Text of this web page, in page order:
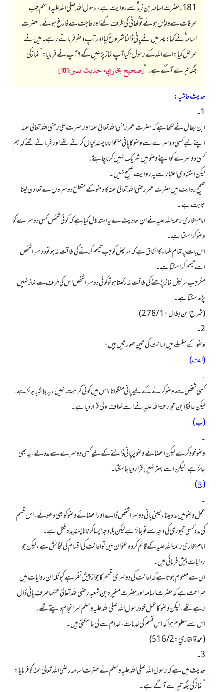
181. حضرت اسامہ بن زید ؓ سے روایت ہے، رسول اللہ صلی اللہ علیہ وسلم جب
عرفات سے واپس ہوئے تو گھاٹی کی طرف گئے اور حاجت سے فارغ ہوئے۔ حضرت
اسامہ ؓ نے کہا: پھر میں نے پانی ڈالنا شروع کیا اور آپ وضو فرماتے رہے۔ میں نے
عرض کیا: اے اللہ کے رسول! کیا آپ نماز پڑھیں گے؟ آپ نے فرمایا:”نماز کی
جگہ تیرے آگے ہے۔“[صحيح بخاري، حديث نمبر:181]
حدیث حاشیہ:
1۔
ابن بطال نے لکھا ہے کہ حضرت عمر رضی اللہ تعالیٰ عنہ اور حضرت علی رضی اللہ تعالیٰ عنہ
اپنے لیے کسی دوسرے سے وضو کا پانی منگوانا ناپسند خیال کرتے تھے اور فرماتے تھے کہ ہم
کسی دوسرے کو اپنے وضو میں شریک نہیں کرنا چاہتے۔
لیکن استنادی اعتبار سے یہ روایت صحیح نہیں۔
صحیح روایت میں حضرت عمر رضی اللہ تعالیٰ عنہ کا وضو کے متعلق دوسروں سے تعاون لینا
ثابت ہے۔
امام بخاری رحمۃ اللہ علیہ نے ان احادیث سے یہ استدلال کیا ہے کہ کوئی شخص کسی دوسرے کو
وضو کرا سکتا ہے۔
اس بات پر تمام علماء کا اتفاق ہے کہ مریض کو جب تیمم کرنے کی طاقت نہ ہوتو دوسرا شخص
اسے تیمم کرا سکتا ہے۔
مگر جب مریض نماز پڑھنے کی طاقت نہ رکھتا ہوتو کوئی دوسراشخص اس کی طرف سے نماز نہیں
پڑھ سکتا ہے۔
(شرح ابن بطال: 278/1)
2۔
وضو کے سلسلے میں اعانت کی تین صورتیں ہیں:
(الف)
۔
کسی شخص سے وضو کرنے کے لیے پانی منگوانا، اس میں کوئی کراہت نہیں، یہ بلاشبہ جائز ہے۔
لیکن حافظ ابن حجر رحمۃ اللہ علیہ نے اسے خلاف اولیٰ قرار دیا ہے۔
(ب)
۔
وضو خود کرے لیکن اعضائے وضو پرپانی ڈالنے کے لیے کسی دوسرے سے مدد لے، یہ بھی
جائز ہے، لیکن اسے بہتر نہیں قرار دیا جاسکتا۔
(ج)
۔
عمل وضو میں مدد لینا، یعنی پانی دوسرا شخص ڈالے اور اعضائے وضو کو بھی دھوئے، اس قسم
کی مدد کسی مجبوری کی وجہ سے تو جائز ہے لیکن بلاوجہ ایسا کرنا ناپسندیدہ فعل ہے۔
امام بخاری رحمۃ اللہ علیہ کے قائم کردہ عنوان میں تو اعانت کی اقسام کی گنجائش ہے، لیکن جو
روایات پیش فرمائی ہیں۔
ان سے معلوم ہوتا ہے کہ اعانت کی دوسری قسم کا جواز پیش نظر ہے کیونکہ ان روایات میں
صراحت ہے کہ حضرت اسامہ اور حضرت مغیرہ بن شعبہ رضی اللہ تعالیٰ عنہما صرف پانی ڈال
رہے تھے، لیکن وضو کا عمل خود رسول اللہ صلی اللہ علیہ وسلم سرانجام دیتے تھے۔
اس سے معلوم ہوا کہ اس قسم کی خدمات، خدام سے لی جاسکتی ہیں۔
(عمدة القاري: 516/2)
3۔
حدیث میں ہے کہ رسول اللہ صلی اللہ علیہ وسلم نے حضرت اسامہ رضی اللہ تعالیٰ عنہ کو فرمایا:
”نماز کی جگہ تیرے آگے ہے۔